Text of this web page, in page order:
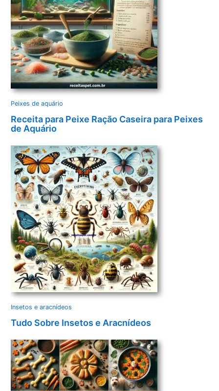
Peixes de aquário
Receita para Peixe Ração Caseira para Peixes
de Aquário
Insetos e aracnídeos
Tudo Sobre Insetos e Aracnídeos